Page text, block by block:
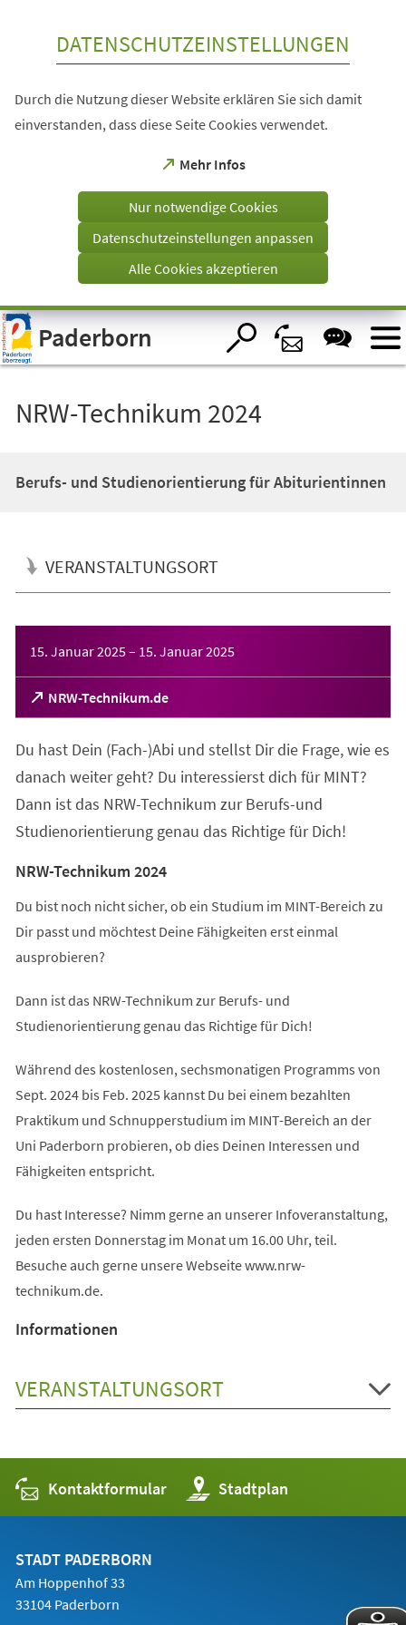
Visuelle
Assistenzsoftware
öffnen.
DATENSCHUTZEINSTELLUNGEN
Durch die Nutzung dieser Website erklären Sie sich damit
einverstanden, dass diese Seite Cookies verwendet.
Mehr Infos
(Öffnet
einem
Tab)
Nur notwendige Cookies
Datenschutzeinstellungen anpassen
Alle Cookies akzeptieren
Paderborn
NRW-Technikum 2024
Berufs- und Studienorientierung für Abiturientinnen
VERANSTALTUNGSORT
15. Januar 2025– 15. Januar 2025
NRW-Technikum.de
(Öffnet
in
neuen
Du hast Dein (Fach-)Abi und stellst Dir die Frage, wie es
danach weiter geht? Du interessierst dich für MINT?
Dann ist das NRW-Technikum zur Berufs-und
Studienorientierung genau das Richtige für Dich!
NRW-Technikum 2024
Du bist noch nicht sicher, ob ein Studium im MINT-Bereich zu
Dir passt und möchtest Deine Fähigkeiten erst einmal
ausprobieren?
Dann ist das NRW-Technikum zur Berufs- und
Studienorientierung genau das Richtige für Dich!
Während des kostenlosen, sechsmonatigen Programms von
Sept. 2024 bis Feb. 2025 kannst Du bei einem bezahlten
Praktikum und Schnupperstudium im MINT-Bereich an der
Uni Paderborn probieren, ob dies Deinen Interessen und
Fähigkeiten entspricht.
Du hast Interesse? Nimm gerne an unserer Infoveranstaltung,
jeden ersten Donnerstag im Monat um 16.00 Uhr, teil.
Besuche auch gerne unsere Webseite www.nrw-
technikum.de.
Informationen
VERANSTALTUNGSORT
Kontaktformular Stadtplan
(Öffnet
in
einem
STADT PADERBORN
Am Hoppenhof 33
33104 Paderborn